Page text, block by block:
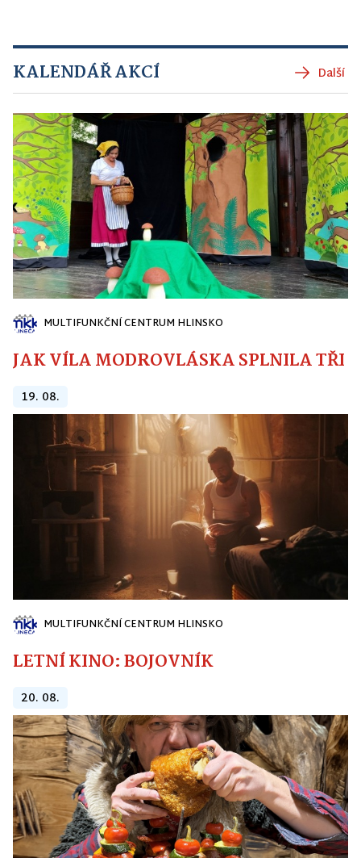
KALENDÁŘ AKCÍ Další
MULTIFUNKČNÍ CENTRUM HLINSKO
JAK VÍLA MODROVLÁSKA SPLNILA
19. 08.
MULTIFUNKČNÍ CENTRUM HLINSKO
LETNÍ KINO: BOJOVNÍK
20. 08.